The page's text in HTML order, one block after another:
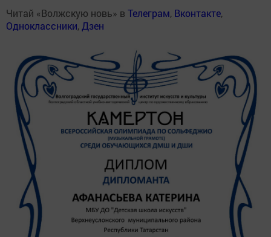
Читай «Волжскую новь» в Телеграм, Вконтакте,
Одноклассники, Дзен